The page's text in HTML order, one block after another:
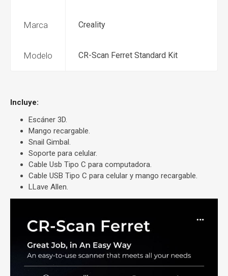
Marca Creality
Modelo CR-Scan Ferret Standard Kit
Incluye:
Escáner 3D.
Mango recargable.
Snail Gimbal.
Soporte para celular.
Cable Usb Tipo C para computadora.
Cable USB Tipo C para celular y mango recargable.
LLave Allen.